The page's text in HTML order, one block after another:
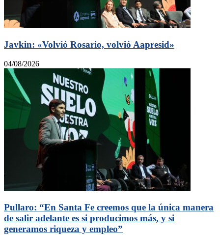
Javkin: «Volvió Rosario, volvió Aapresid»
04/08/2026
Pullaro: “En Santa Fe creemos que la única manera
de salir adelante es si producimos más, y si
generamos riqueza y empleo”